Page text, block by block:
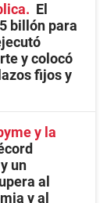
El
billón para
y colocó
fijos y
y la
un
al
y al